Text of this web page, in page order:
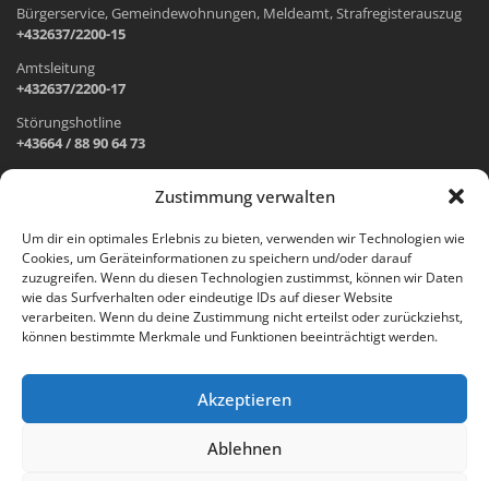
Zustimmung verwalten
Um dir ein optimales Erlebnis zu bieten, verwenden wir Technologien wie
Cookies, um Geräteinformationen zu speichern und/oder darauf
zuzugreifen. Wenn du diesen Technologien zustimmst, können wir Daten
wie das Surfverhalten oder eindeutige IDs auf dieser Website
verarbeiten. Wenn du deine Zustimmung nicht erteilst oder zurückziehst,
können bestimmte Merkmale und Funktionen beeinträchtigt werden.
Akzeptieren
Ablehnen
Bürgerservice, Gemeindewohnungen, Meldeamt, Strafregisterauszug
+432637/2200-15
Amtsleitung
+432637/2200-17
Störungshotline
+43664 / 88 90 64 73
Wr. Neustädter Straße 1
2733 Grünbach am Schneeberg
Öffnungszeiten Gemeindeamt:
Montag: 8.00 – 12.00 Uhr und 14.00 – 18.00 Uhr
Freitag: 8.00 – 12.00 Uhr
Email: